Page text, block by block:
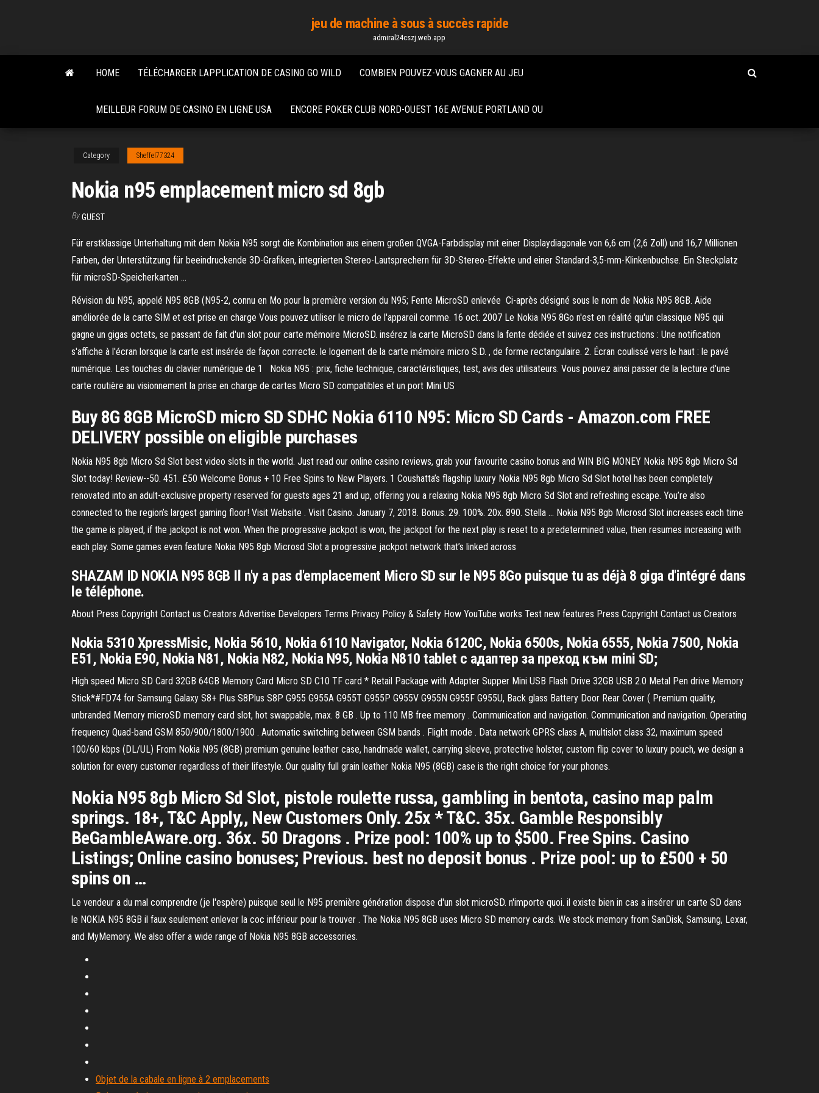
content
jeu de machine à sous à succès rapide
admiral24cszj.web.app
HOME TÉLÉCHARGER LAPPLICATION DE CASINO GO WILD COMBIEN POUVEZ-VOUS GAGNER AU JEU
MEILLEUR FORUM DE CASINO EN LIGNE USA ENCORE POKER CLUB NORD-OUEST 16E AVENUE PORTLAND OU
Category Sheffel77324
Nokia n95 emplacement micro sd 8gb
By GUEST
Für erstklassige Unterhaltung mit dem Nokia N95 sorgt die Kombination aus einem großen QVGA-Farbdisplay mit einer Displaydiagonale von 6,6 cm (2,6 Zoll) und 16,7 Millionen
Farben, der Unterstützung für beeindruckende 3D-Grafiken, integrierten Stereo-Lautsprechern für 3D-Stereo-Effekte und einer Standard-3,5-mm-Klinkenbuchse. Ein Steckplatz
für microSD-Speicherkarten …
Révision du N95, appelé N95 8GB (N95-2, connu en Mo pour la première version du N95; Fente MicroSD enlevée Ci-après désigné sous le nom de Nokia N95 8GB. Aide
améliorée de la carte SIM et est prise en charge Vous pouvez utiliser le micro de l'appareil comme. 16 oct. 2007 Le Nokia N95 8Go n'est en réalité qu'un classique N95 qui
gagne un gigas octets, se passant de fait d'un slot pour carte mémoire MicroSD. insérez la carte MicroSD dans la fente dédiée et suivez ces instructions : Une notification
s'affiche à l'écran lorsque la carte est insérée de façon correcte. le logement de la carte mémoire micro S.D. , de forme rectangulaire. 2. Écran coulissé vers le haut : le pavé
numérique. Les touches du clavier numérique de 1 Nokia N95 : prix, fiche technique, caractéristiques, test, avis des utilisateurs. Vous pouvez ainsi passer de la lecture d'une
carte routière au visionnement la prise en charge de cartes Micro SD compatibles et un port Mini US
Buy 8G 8GB MicroSD micro SD SDHC Nokia 6110 N95: Micro SD Cards - Amazon.com FREE
DELIVERY possible on eligible purchases
Nokia N95 8gb Micro Sd Slot best video slots in the world. Just read our online casino reviews, grab your favourite casino bonus and WIN BIG MONEY Nokia N95 8gb Micro Sd
Slot today! Review--50. 451. £50 Welcome Bonus + 10 Free Spins to New Players. 1 Coushatta’s flagship luxury Nokia N95 8gb Micro Sd Slot hotel has been completely
renovated into an adult-exclusive property reserved for guests ages 21 and up, offering you a relaxing Nokia N95 8gb Micro Sd Slot and refreshing escape. You’re also
connected to the region’s largest gaming floor! Visit Website . Visit Casino. January 7, 2018. Bonus. 29. 100%. 20x. 890. Stella … Nokia N95 8gb Microsd Slot increases each time
the game is played, if the jackpot is not won. When the progressive jackpot is won, the jackpot for the next play is reset to a predetermined value, then resumes increasing with
each play. Some games even feature Nokia N95 8gb Microsd Slot a progressive jackpot network that’s linked across
SHAZAM ID NOKIA N95 8GB Il n'y a pas d'emplacement Micro SD sur le N95 8Go puisque tu as déjà 8 giga d'intégré dans
le téléphone.
About Press Copyright Contact us Creators Advertise Developers Terms Privacy Policy & Safety How YouTube works Test new features Press Copyright Contact us Creators
Nokia 5310 XpressMisic, Nokia 5610, Nokia 6110 Navigator, Nokia 6120C, Nokia 6500s, Nokia 6555, Nokia 7500, Nokia
E51, Nokia E90, Nokia N81, Nokia N82, Nokia N95, Nokia N810 tablet с адаптер за преход към mini SD;
High speed Micro SD Card 32GB 64GB Memory Card Micro SD C10 TF card * Retail Package with Adapter Supper Mini USB Flash Drive 32GB USB 2.0 Metal Pen drive Memory
Stick*#FD74 for Samsung Galaxy S8+ Plus S8Plus S8P G955 G955A G955T G955P G955V G955N G955F G955U, Back glass Battery Door Rear Cover ( Premium quality,
unbranded Memory microSD memory card slot, hot swappable, max. 8 GB . Up to 110 MB free memory . Communication and navigation. Communication and navigation. Operating
frequency Quad-band GSM 850/900/1800/1900 . Automatic switching between GSM bands . Flight mode . Data network GPRS class A, multislot class 32, maximum speed
100/60 kbps (DL/UL) From Nokia N95 (8GB) premium genuine leather case, handmade wallet, carrying sleeve, protective holster, custom flip cover to luxury pouch, we design a
solution for every customer regardless of their lifestyle. Our quality full grain leather Nokia N95 (8GB) case is the right choice for your phones.
Nokia N95 8gb Micro Sd Slot, pistole roulette russa, gambling in bentota, casino map palm
springs. 18+, T&C Apply,, New Customers Only. 25x * T&C. 35x. Gamble Responsibly
BeGambleAware.org. 36x. 50 Dragons . Prize pool: 100% up to $500. Free Spins. Casino
Listings; Online casino bonuses; Previous. best no deposit bonus . Prize pool: up to £500 + 50
spins on …
Le vendeur a du mal comprendre (je l'espère) puisque seul le N95 première génération dispose d'un slot microSD. n'importe quoi. il existe bien in cas a insérer un carte SD dans
le NOKIA N95 8GB il faux seulement enlever la coc inférieur pour la trouver . The Nokia N95 8GB uses Micro SD memory cards. We stock memory from SanDisk, Samsung, Lexar,
and MyMemory. We also offer a wide range of Nokia N95 8GB accessories.
Objet de la cabale en ligne à 2 emplacements